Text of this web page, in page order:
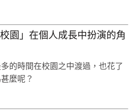
園」在個人成長中扮演的角
的時間在校園之中渡過，也花了
麼呢？